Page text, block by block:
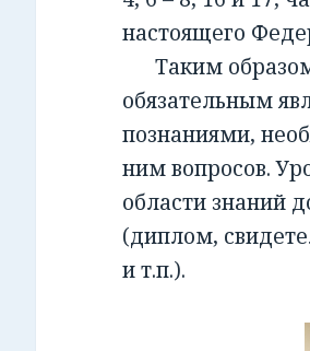
настоящего
Таким образом,
обязательным
познаниями,
ним вопросов.
области знаний
(диплом,
и т.п.).